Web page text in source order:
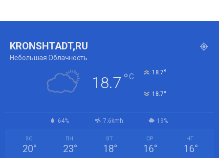
KRONSHTADT,RU
Небольшая Облачность
18.7 °C 18.7°
18.7°
64% 7.6kmh 19%
ВС
20°
ПН
23°
ВТ
18°
СР
16°
ЧТ
16°